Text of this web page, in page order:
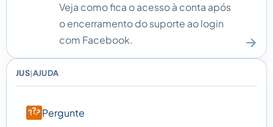
JUS|AJUDA
Pergunte
Veja como fica o acesso à conta após
o encerramento do suporte ao login
com Facebook.
→